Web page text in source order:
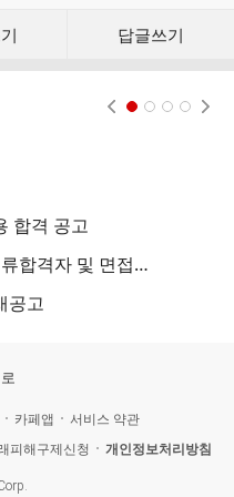
답글쓰기
합격 공고
신규(경력)직원 채용관련 1차 서류합격자 및 면접공지
공고
카페앱
서비스 약관
피해구제신청 개인정보처리방침